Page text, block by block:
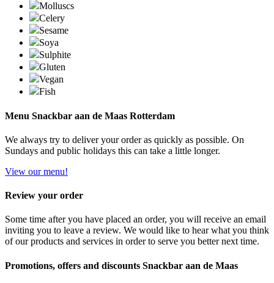
Molluscs
Celery
Sesame
Soya
Sulphite
Gluten
Vegan
Fish
Menu Snackbar aan de Maas Rotterdam
We always try to deliver your order as quickly as possible. On
Sundays and public holidays this can take a little longer.
View our menu!
Review your order
Some time after you have placed an order, you will receive an email
inviting you to leave a review. We would like to hear what you think
of our products and services in order to serve you better next time.
Promotions, offers and discounts Snackbar aan de Maas